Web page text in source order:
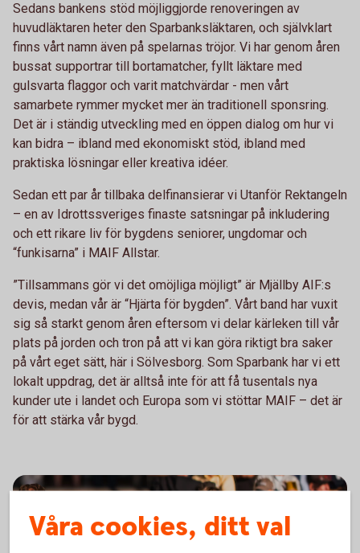
Sedans bankens stöd möjliggjorde renoveringen av
huvudläktaren heter den Sparbanksläktaren, och självklart
finns vårt namn även på spelarnas tröjor. Vi har genom åren
bussat supportrar till bortamatcher, fyllt läktare med
gulsvarta flaggor och varit matchvärdar - men vårt
samarbete rymmer mycket mer än traditionell sponsring.
Det är i ständig utveckling med en öppen dialog om hur vi
kan bidra – ibland med ekonomiskt stöd, ibland med
praktiska lösningar eller kreativa idéer.
Sedan ett par år tillbaka delfinansierar vi Utanför Rektangeln
– en av Idrottssveriges finaste satsningar på inkludering
och ett rikare liv för bygdens seniorer, ungdomar och
“funkisarna” i MAIF Allstar.
”Tillsammans gör vi det omöjliga möjligt” är Mjällby AIF:s
devis, medan vår är “Hjärta för bygden”. Vårt band har vuxit
sig så starkt genom åren eftersom vi delar kärleken till vår
plats på jorden och tron på att vi kan göra riktigt bra saker
på vårt eget sätt, här i Sölvesborg. Som Sparbank har vi ett
lokalt uppdrag, det är alltså inte för att få tusentals nya
kunder ute i landet och Europa som vi stöttar MAIF – det är
för att stärka vår bygd.
Våra cookies, ditt val